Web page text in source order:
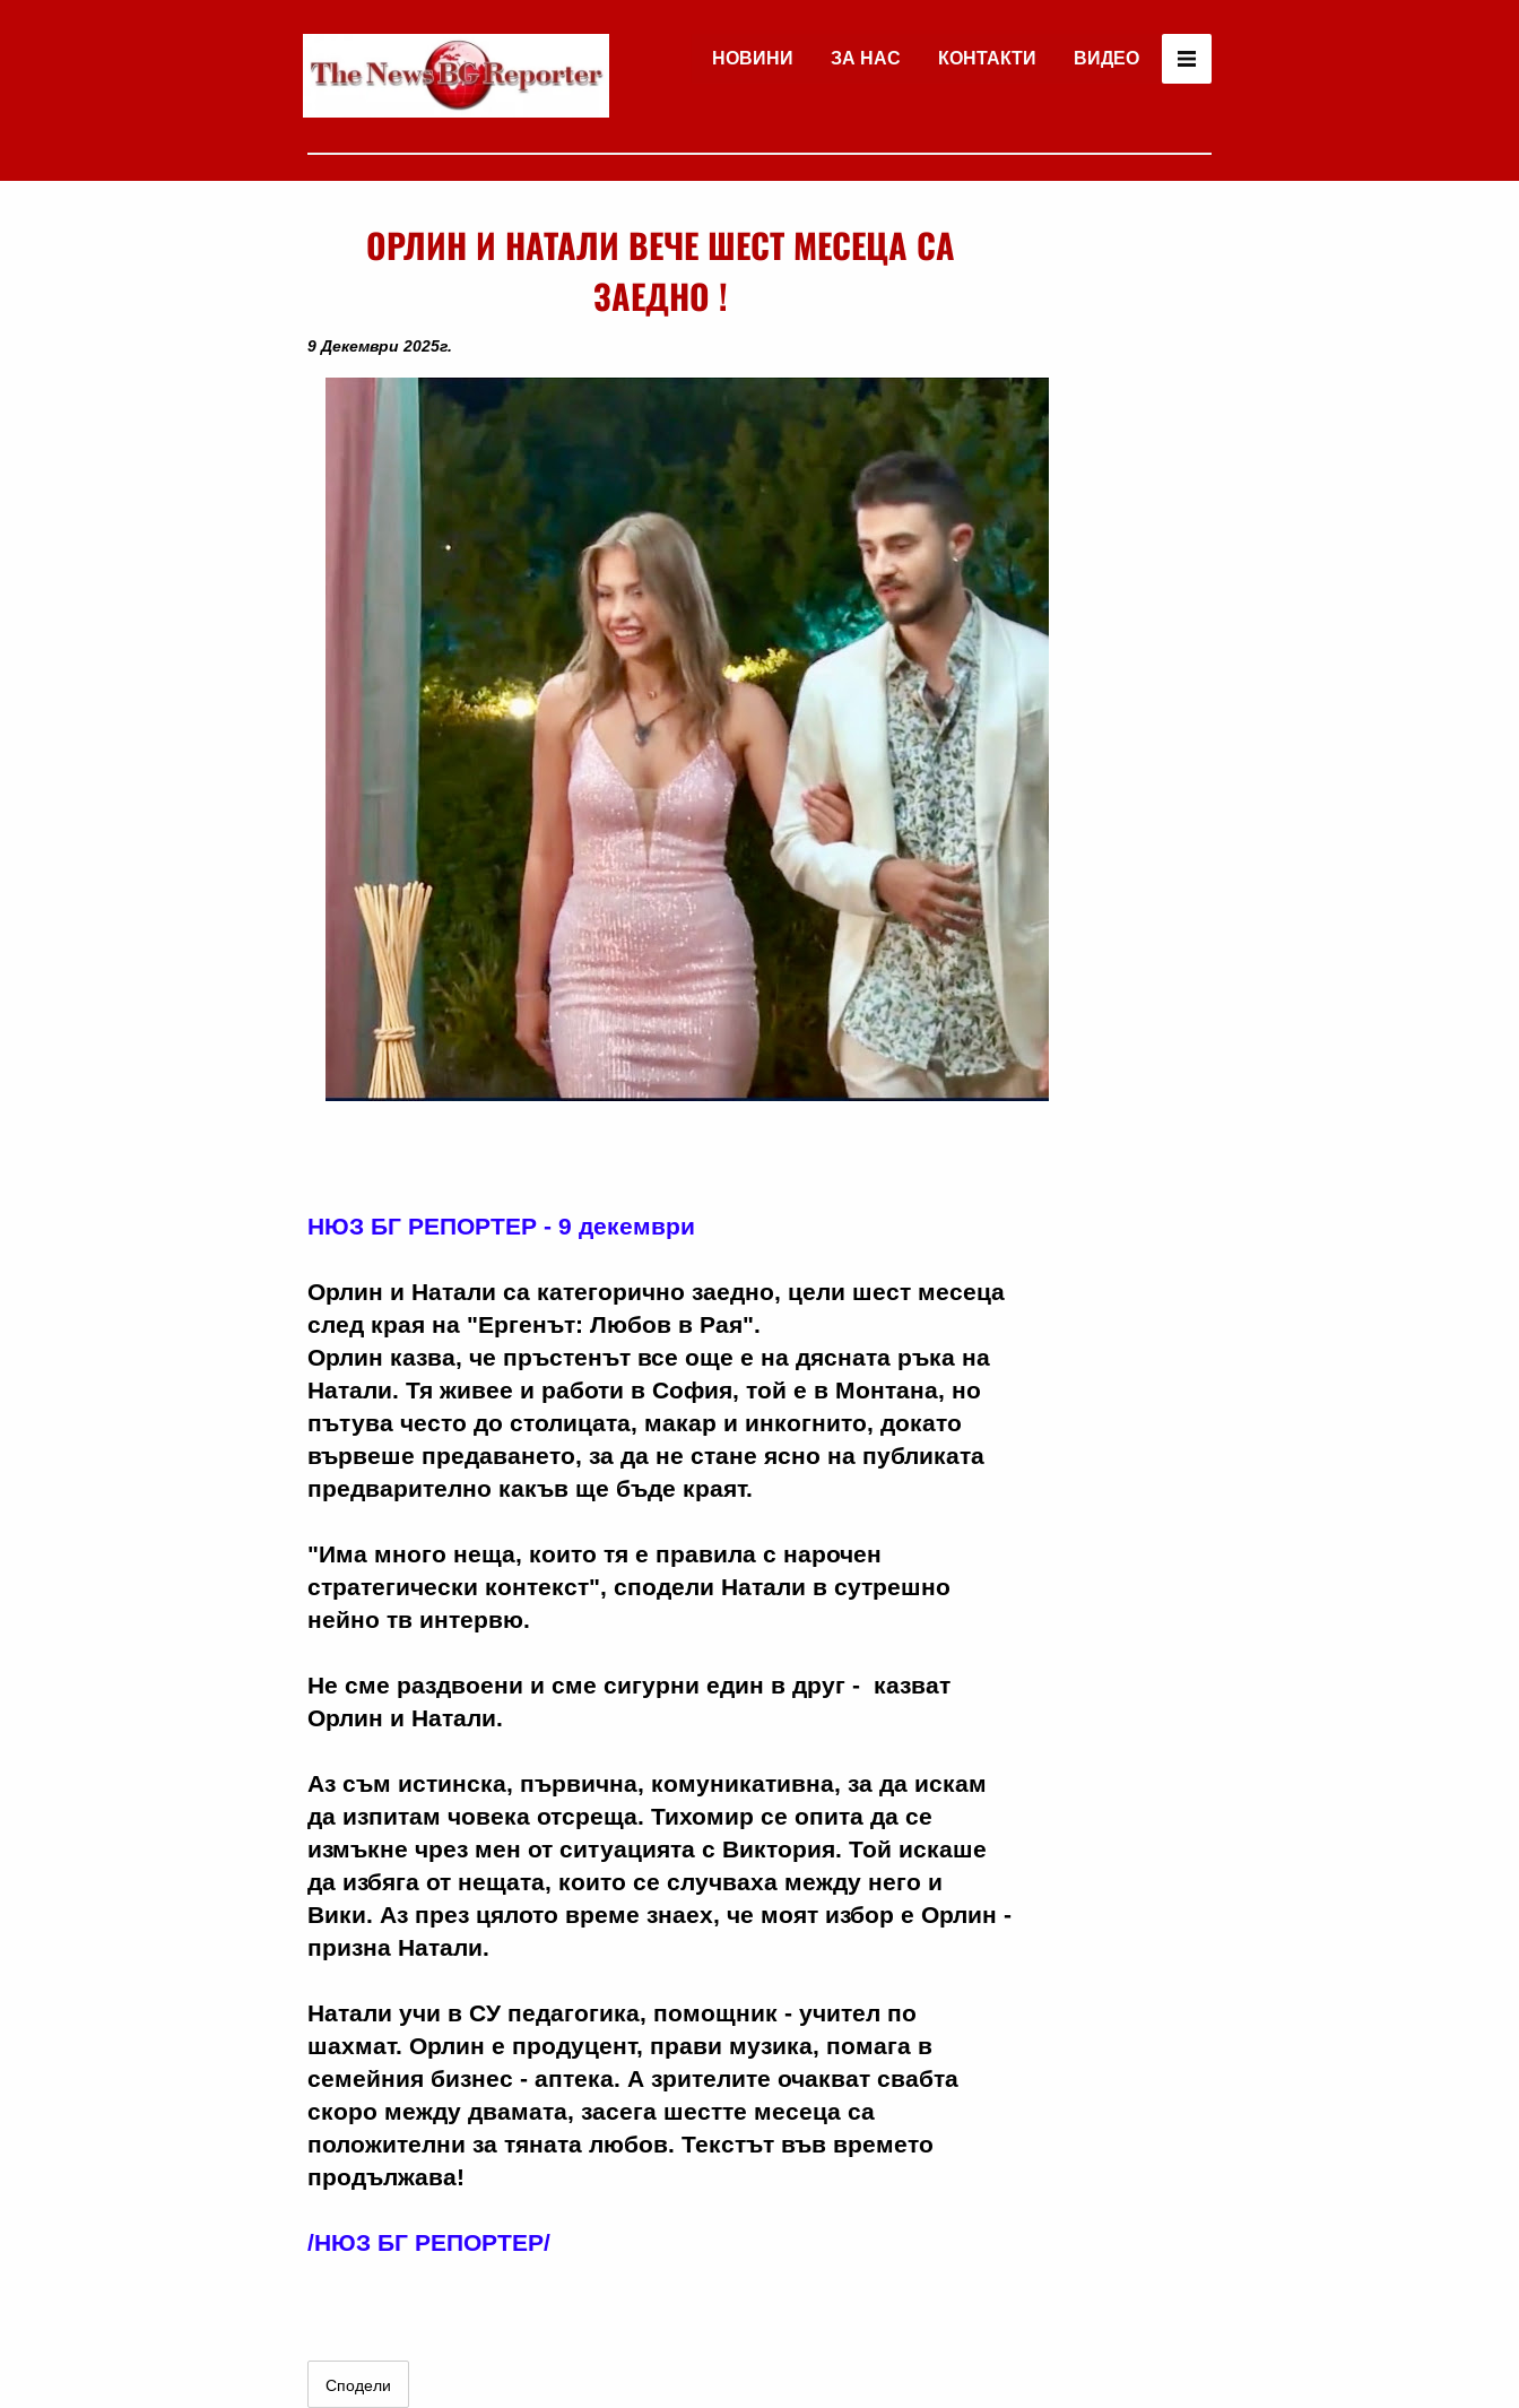
НОВИНИ ЗА НАС КОНТАКТИ ВИДЕО
ОРЛИН И НАТАЛИ ВЕЧЕ ШЕСТ МЕСЕЦА СА
ЗАЕДНО !
9 Декември 2025г.
НЮЗ БГ РЕПОРТЕР - 9 декември
Орлин и Натали са категорично заедно, цели шест месеца
след края на "Ергенът: Любов в Рая".
Орлин казва, че пръстенът все още е на дясната ръка на
Натали. Тя живее и работи в София, той е в Монтана, но
пътува често до столицата, макар и инкогнито, докато
вървеше предаването, за да не стане ясно на публиката
предварително какъв ще бъде краят.
"Има много неща, които тя е правила с нарочен
стратегически контекст", сподели Натали в сутрешно
нейно тв интервю.
Не сме раздвоени и сме сигурни един в друг - казват
Орлин и Натали.
Аз съм истинска, първична, комуникативна, за да искам
да изпитам човека отсреща. Тихомир се опита да се
измъкне чрез мен от ситуацията с Виктория. Той искаше
да избяга от нещата, които се случваха между него и
Вики. Аз през цялото време знаех, че моят избор е Орлин -
призна Натали.
Натали учи в СУ педагогика, помощник - учител по
шахмат. Орлин е продуцент, прави музика, помага в
семейния бизнес - аптека. А зрителите очакват свабта
скоро между двамата, засега шестте месеца са
положителни за тяната любов. Текстът във времето
продължава!
/НЮЗ БГ РЕПОРТЕР/
Сподели